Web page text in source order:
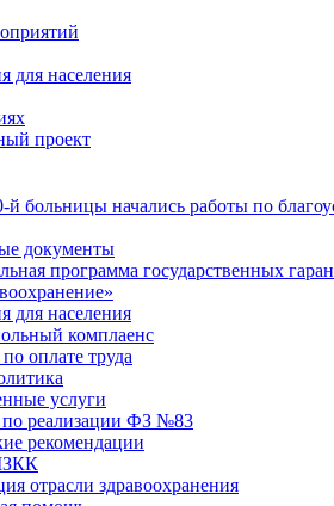
для населения
проект
больницы начались работы по
документы
программа государственных
для населения
комплаенс
оплате труда
услуги
реализации ФЗ №83
рекомендации
отрасли здравоохранения